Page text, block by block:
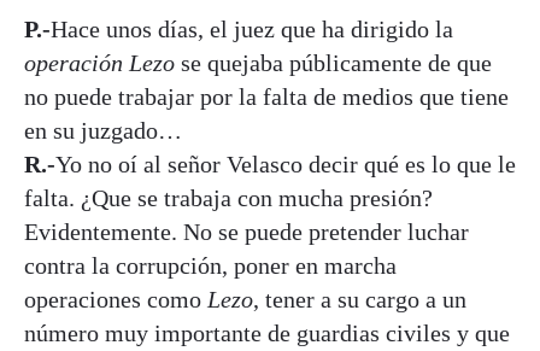
P.-Hace unos días, el juez que ha dirigido la
operación Lezo se quejaba públicamente de que
no puede trabajar por la falta de medios que tiene
en su juzgado…
R.-Yo no oí al señor Velasco decir qué es lo que le
falta. ¿Que se trabaja con mucha presión?
Evidentemente. No se puede pretender luchar
contra la corrupción, poner en marcha
operaciones como Lezo, tener a su cargo a un
número muy importante de guardias civiles y que